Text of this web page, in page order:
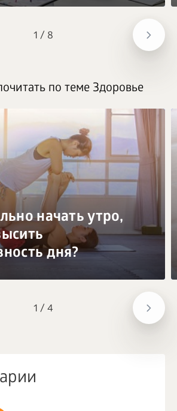
1 / 8
1 / 4
по теме Здоровье
начать утро,
дня?